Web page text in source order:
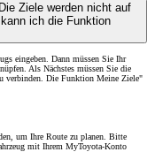
Ziele werden nicht auf
ich die Funktion
eingeben. Dann müssen Sie Ihr
Als Nächstes müssen Sie die
verbinden. Die Funktion Meine Ziele"
um Ihre Route zu planen. Bitte
mit Ihrem MyToyota-Konto